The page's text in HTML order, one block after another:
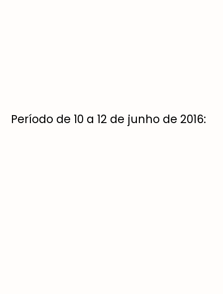
Período de 10 a 12 de junho de 2016: